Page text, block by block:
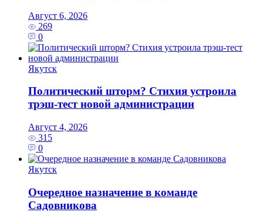
Август 6, 2026
269
0
Якутск
Политический шторм? Стихия устроила
трэш-тест новой администрации
Август 4, 2026
315
0
Якутск
Очередное назначение в команде
Садовникова